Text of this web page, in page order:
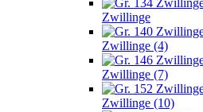
Zwillinge
Zwillinge (4)
Zwillinge (7)
Zwillinge (10)